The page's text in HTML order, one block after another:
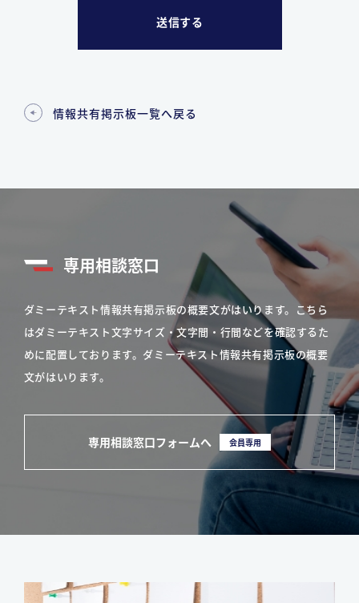
情報共有掲示板一覧へ戻る
専用相談窓口
ダミーテキスト情報共有掲示板の概要文がはいります。こちら
はダミーテキスト文字サイズ・文字間・行間などを確認するた
めに配置しております。ダミーテキスト情報共有掲示板の概要
文がはいります。
専用相談窓口フォームへ 会員専用